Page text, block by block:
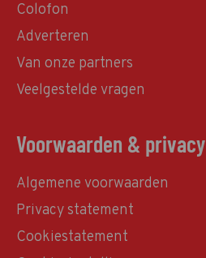
Colofon
Adverteren
Van onze partners
Veelgestelde vragen
Voorwaarden & privacy
Algemene voorwaarden
Privacy statement
Cookiestatement